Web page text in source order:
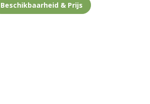
Beschikbaarheid & Prijs